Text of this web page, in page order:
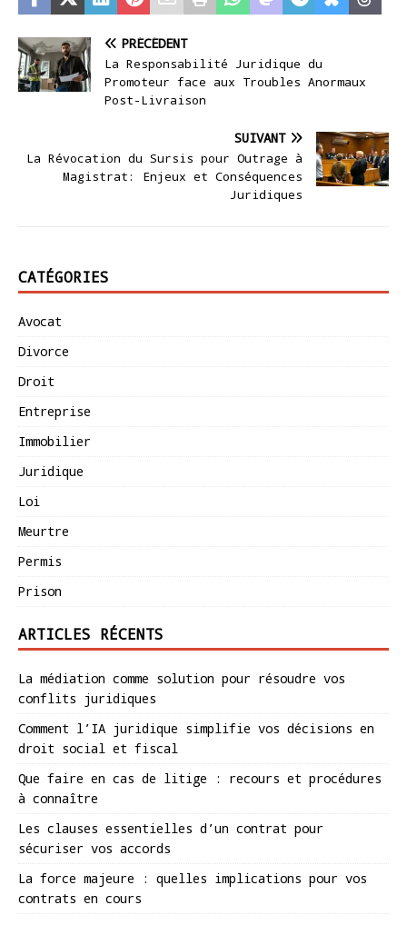
PRÉCÉDENT
La Responsabilité Juridique du
Promoteur face aux Troubles Anormaux
Post-Livraison
SUIVANT
La Révocation du Sursis pour Outrage à
Magistrat: Enjeux et Conséquences
Juridiques
CATÉGORIES
Avocat
Divorce
Droit
Entreprise
Immobilier
Juridique
Loi
Meurtre
Permis
Prison
ARTICLES RÉCENTS
La médiation comme solution pour résoudre vos
conflits juridiques
Comment l’IA juridique simplifie vos décisions en
droit social et fiscal
Que faire en cas de litige : recours et procédures
à connaître
Les clauses essentielles d’un contrat pour
sécuriser vos accords
La force majeure : quelles implications pour vos
contrats en cours